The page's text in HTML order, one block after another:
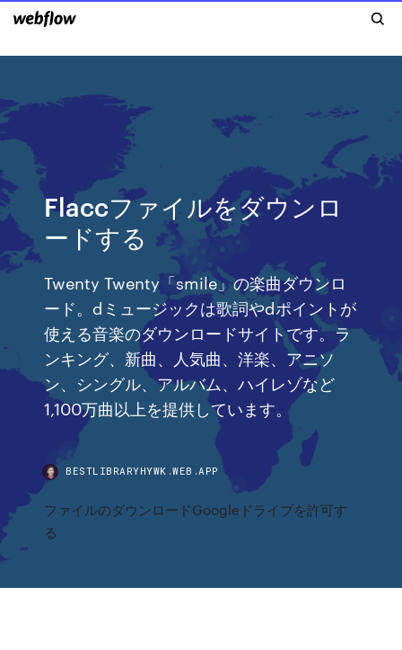
Flaccファイルをダウンロ
ードする
Twenty Twenty「smile」の楽曲ダウンロ
ード。dミュージックは歌詞やdポイントが
使える音楽のダウンロードサイトです。ラ
ンキング、新曲、人気曲、洋楽、アニソ
ン、シングル、アルバム、ハイレゾなど
1,100万曲以上を提供しています。
BESTLIBRARYHYWK.WEB.APP
ファイルのダウンロードGoogleドライブを許可す
る